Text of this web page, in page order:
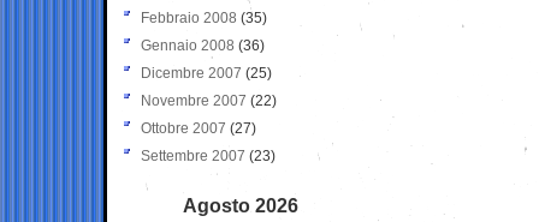
Febbraio 2008 (35)
Gennaio 2008 (36)
Dicembre 2007 (25)
Novembre 2007 (22)
Ottobre 2007 (27)
Settembre 2007 (23)
Agosto 2026